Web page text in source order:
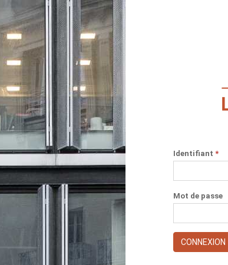
Identifiant *
Mot de passe
CONNEXION